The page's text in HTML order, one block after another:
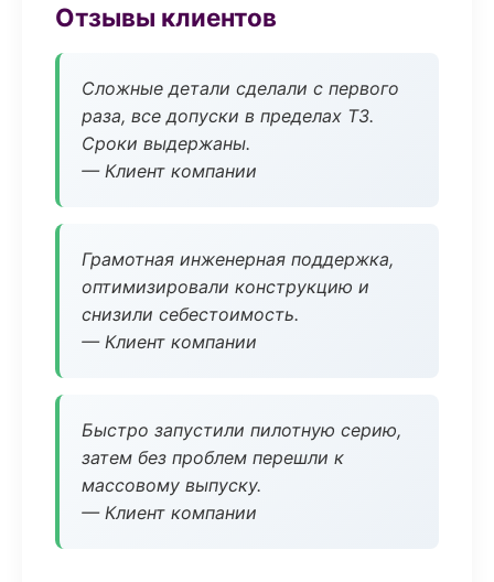
Отзывы клиентов
Сложные детали сделали с первого
раза, все допуски в пределах ТЗ.
Сроки выдержаны.
— Клиент компании
Грамотная инженерная поддержка,
оптимизировали конструкцию и
снизили себестоимость.
— Клиент компании
Быстро запустили пилотную серию,
затем без проблем перешли к
массовому выпуску.
— Клиент компании